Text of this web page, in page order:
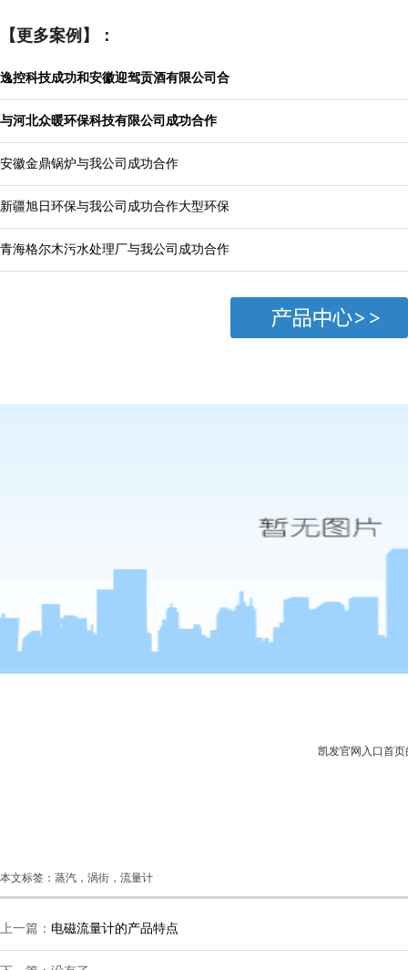
【更多案例】：
逸控科技成功和安徽迎驾贡酒有限公司合
与河北众暖环保科技有限公司成功合作
安徽金鼎锅炉与我公司成功合作
新疆旭日环保与我公司成功合作大型环保
青海格尔木污水处理厂与我公司成功合作
凯发官网入口首
本文标签：蒸汽，涡街，流量计
上一篇： 电磁流量计的产品特点